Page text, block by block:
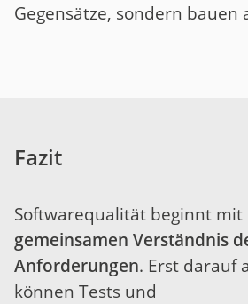
Gegensätze, sondern bauen
Fazit
Softwarequalität beginnt mit
gemeinsamen Verständnis
Anforderungen. Erst darauf
können Tests und